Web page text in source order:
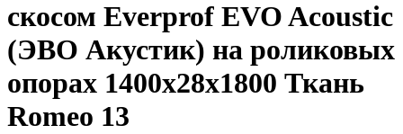
скосом Everprof EVO Acoustic
(ЭВО Акустик) на роликовых
опорах 1400х28х1800 Ткань
Romeo 13